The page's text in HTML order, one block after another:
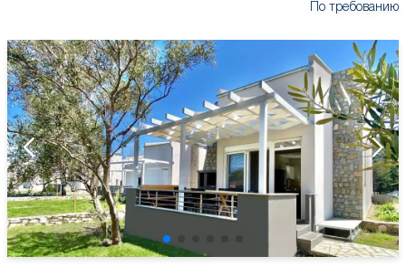
По требованию